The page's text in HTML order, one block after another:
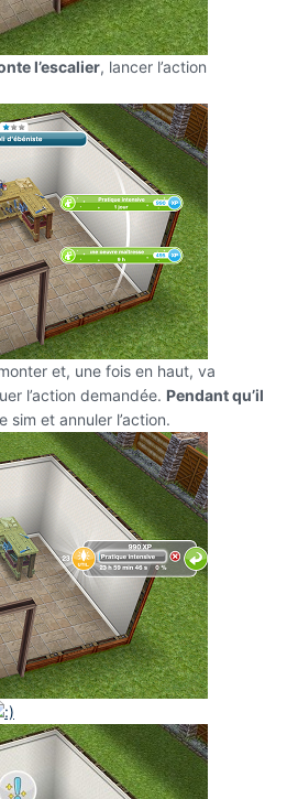
l’escalier, lancer l’action
et, une fois en haut, va
l’action demandée. Pendant qu’il
sim et annuler l’action.